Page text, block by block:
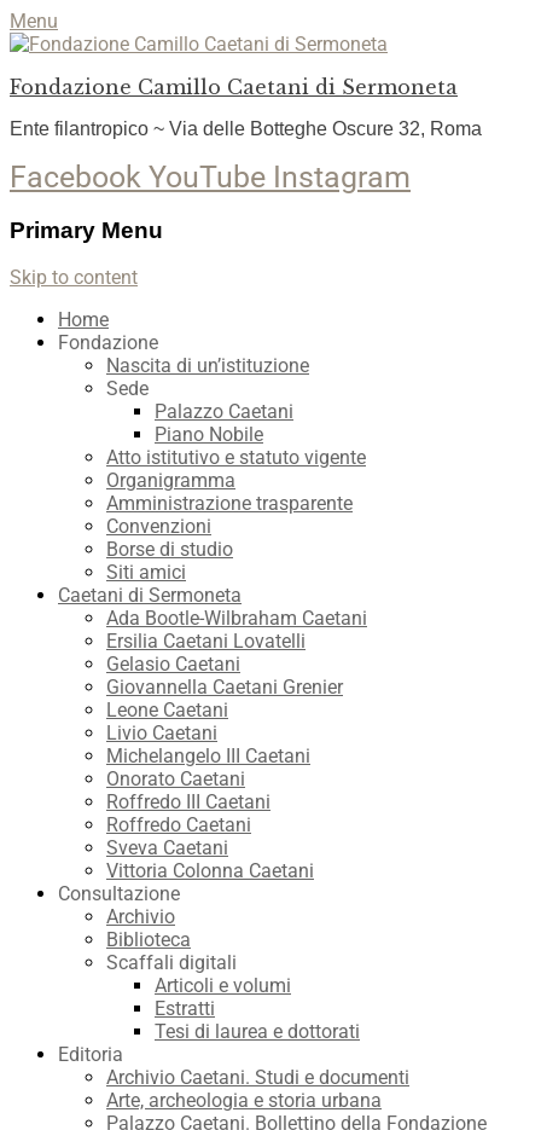
Menu
Fondazione Camillo Caetani di Sermoneta
Ente filantropico ~ Via delle Botteghe Oscure 32, Roma
Facebook YouTube Instagram
Primary Menu
Skip to content
Home
Fondazione
Nascita di un’istituzione
Sede
Palazzo Caetani
Piano Nobile
Atto istitutivo e statuto vigente
Organigramma
Amministrazione trasparente
Convenzioni
Borse di studio
Siti amici
Caetani di Sermoneta
Ada Bootle-Wilbraham Caetani
Ersilia Caetani Lovatelli
Gelasio Caetani
Giovannella Caetani Grenier
Leone Caetani
Livio Caetani
Michelangelo III Caetani
Onorato Caetani
Roffredo III Caetani
Roffredo Caetani
Sveva Caetani
Vittoria Colonna Caetani
Consultazione
Archivio
Biblioteca
Scaffali digitali
Articoli e volumi
Estratti
Tesi di laurea e dottorati
Editoria
Archivio Caetani. Studi e documenti
Arte, archeologia e storia urbana
Palazzo Caetani. Bollettino della Fondazione